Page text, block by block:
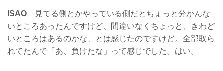
ISAO 見てる側とかやっている側だとちょっと分かんな
いところあったんですけど、間違いなくちょっと、きわど
いところはあるのかな、とは感じたのですけど。全部取ら
れてたんで「あ、負けたな」って感じでした。はい。